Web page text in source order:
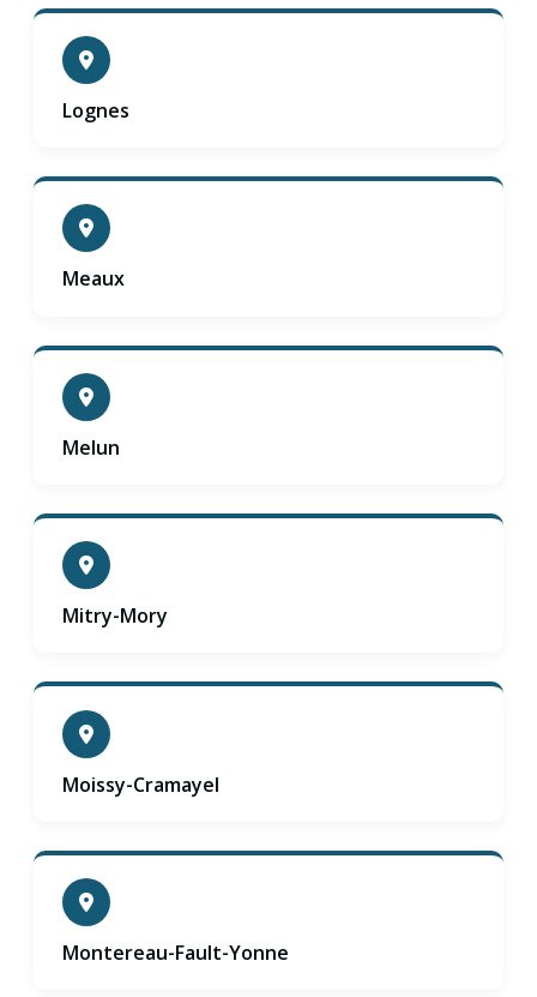
Lognes
Meaux
Melun
Mitry-Mory
Moissy-Cramayel
Montereau-Fault-Yonne